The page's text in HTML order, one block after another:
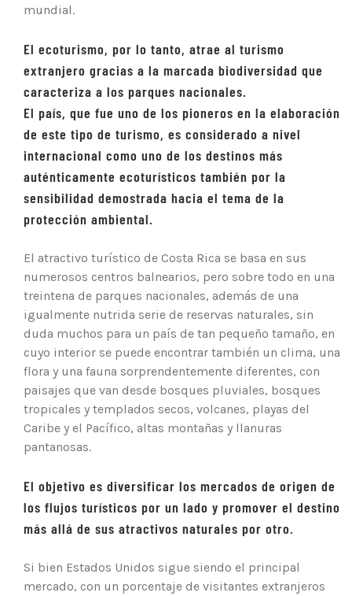
mundial.
El ecoturismo, por lo tanto, atrae al turismo
extranjero gracias a la marcada biodiversidad que
caracteriza a los parques nacionales.
El país, que fue uno de los pioneros en la elaboración
de este tipo de turismo, es considerado a nivel
internacional como uno de los destinos más
auténticamente ecoturísticos también por la
sensibilidad demostrada hacia el tema de la
protección ambiental.
El atractivo turístico de Costa Rica se basa en sus
numerosos centros balnearios, pero sobre todo en una
treintena de parques nacionales, además de una
igualmente nutrida serie de reservas naturales, sin
duda muchos para un país de tan pequeño tamaño, en
cuyo interior se puede encontrar también un clima, una
flora y una fauna sorprendentemente diferentes, con
paisajes que van desde bosques pluviales, bosques
tropicales y templados secos, volcanes, playas del
Caribe y el Pacífico, altas montañas y llanuras
pantanosas.
El objetivo es diversificar los mercados de origen de
los flujos turísticos por un lado y promover el destino
más allá de sus atractivos naturales por otro.
Si bien Estados Unidos sigue siendo el principal
mercado, con un porcentaje de visitantes extranjeros